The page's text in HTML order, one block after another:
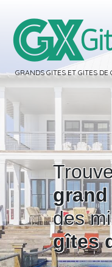
GRANDS GITES ET GITES
des
gîtes